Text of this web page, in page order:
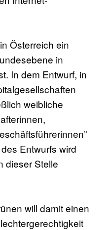
Österreich ein
in
In dem Entwurf, in
weibliche
Entwurfs wird
dieser Stelle
will damit einen